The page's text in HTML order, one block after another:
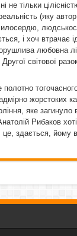
не тільки
(яку
і хоч втрачає
любовна
світової
полотно
жорстоких
яке
Рибаков
це, здається, йому